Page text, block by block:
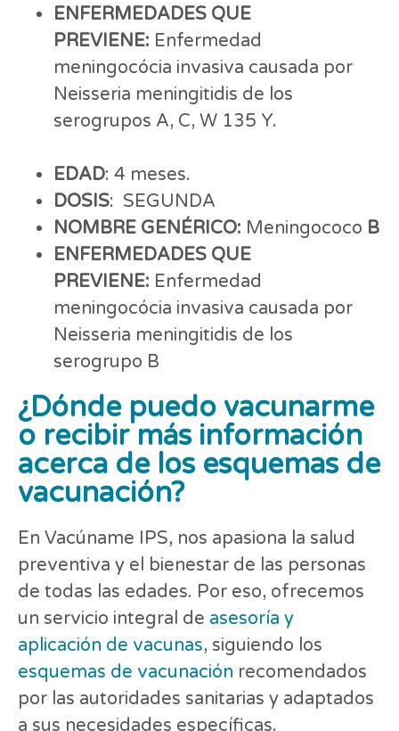
ENFERMEDADES QUE
PREVIENE: Enfermedad
meningocócia invasiva causada por
Neisseria meningitidis de los
serogrupos A, C, W 135 Y.
EDAD: 4 meses.
DOSIS: SEGUNDA
NOMBRE GENÉRICO: Meningococo B
ENFERMEDADES QUE
PREVIENE: Enfermedad
meningocócia invasiva causada por
Neisseria meningitidis de los
serogrupo B
¿Dónde puedo vacunarme
o recibir más información
acerca de los esquemas de
vacunación?
En Vacúname IPS, nos apasiona la salud
preventiva y el bienestar de las personas
de todas las edades. Por eso, ofrecemos
un servicio integral de asesoría y
aplicación de vacunas, siguiendo los
esquemas de vacunación recomendados
por las autoridades sanitarias y adaptados
a sus necesidades específicas.